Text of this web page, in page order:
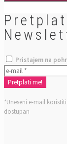
Pristajem na
*Uneseni e-mail
dostupan